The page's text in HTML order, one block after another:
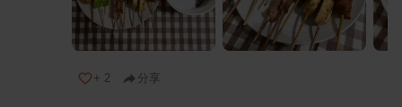
+ 2 分享